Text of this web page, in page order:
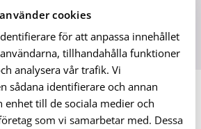
cookies
för att anpassa innehållet
tillhandahålla funktioner
analysera vår trafik. Vi
sådana identifierare och annan
till de sociala medier och
som vi samarbetar med. Dessa
Om oss
riktlinjer Hygienregler